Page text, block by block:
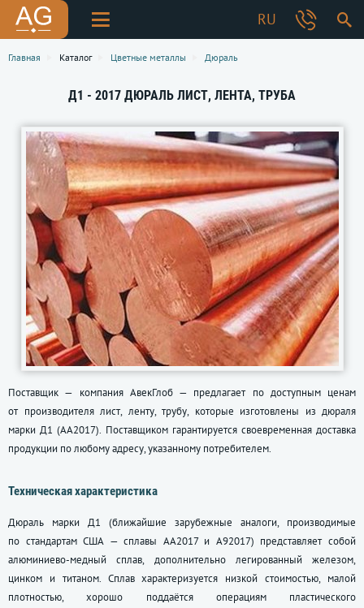
RU
Главная Каталог Цветные металлы Дюраль
Д1 - 2017 ДЮРАЛЬ ЛИСТ, ЛЕНТА, ТРУБА
Поставщик — компания АвекГлоб — предлагает по доступным ценам
от производителя лист, ленту, трубу, которые изготовлены из дюраля
марки Д1 (АА2017). Поставщиком гарантируется своевременная доставка
продукции по любому адресу, указанному потребителем.
Техническая характеристика
Дюраль марки Д1 (ближайшие зарубежные аналоги, производимые
по стандартам США — сплавы АА2017 и А92017) представляет собой
алюминиево-медный сплав, дополнительно легированный железом,
цинком и титаном. Сплав характеризуется низкой стоимостью, малой
плотностью, хорошо поддаётся операциям пластического